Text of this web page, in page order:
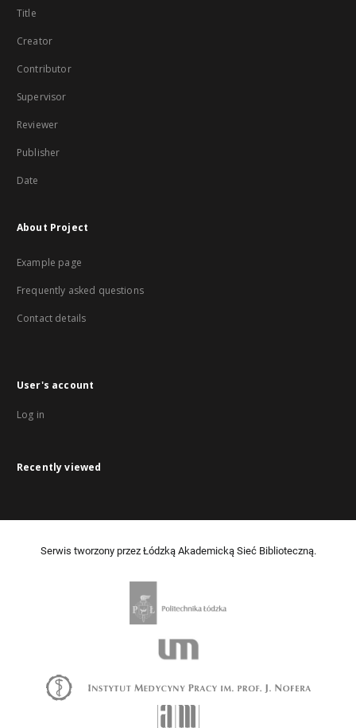
Title
Creator
Contributor
Supervisor
Reviewer
Publisher
Date
About Project
Example page
Frequently asked questions
Contact details
User's account
Log in
Recently viewed
Serwis tworzony przez Łódzką Akademicką Sieć Biblioteczną.